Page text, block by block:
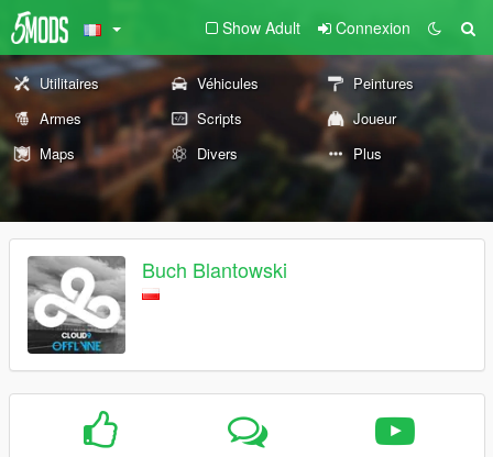
Show Adult Connexion
Utilitaires Véhicules
Peintures
Armes
Scripts
Joueur
Maps
Divers Plus
Buch Blantowski